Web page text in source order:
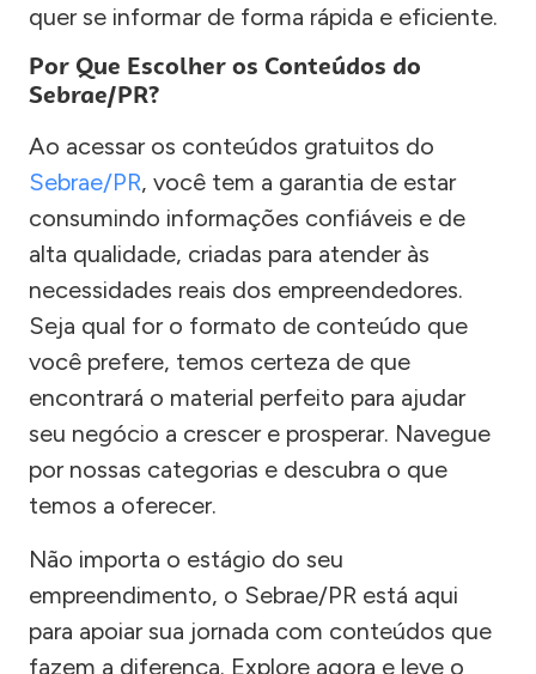
quer se informar de forma rápida e eficiente.
Por Que Escolher os Conteúdos do
Sebrae/PR?
Ao acessar os conteúdos gratuitos do
Sebrae/PR, você tem a garantia de estar
consumindo informações confiáveis e de
alta qualidade, criadas para atender às
necessidades reais dos empreendedores.
Seja qual for o formato de conteúdo que
você prefere, temos certeza de que
encontrará o material perfeito para ajudar
seu negócio a crescer e prosperar. Navegue
por nossas categorias e descubra o que
temos a oferecer.
Não importa o estágio do seu
empreendimento, o Sebrae/PR está aqui
para apoiar sua jornada com conteúdos que
fazem a diferença. Explore agora e leve o